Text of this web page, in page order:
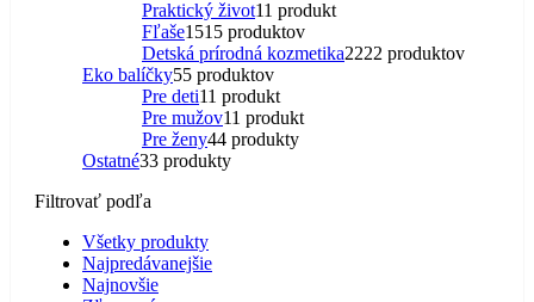
Praktický život11 produkt
Fľaše1515 produktov
Detská prírodná kozmetika2222 produktov
Eko balíčky55 produktov
Pre deti11 produkt
Pre mužov11 produkt
Pre ženy44 produkty
Ostatné33 produkty
Filtrovať podľa
Všetky produkty
Najpredávanejšie
Najnovšie